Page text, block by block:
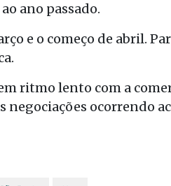
ano passado.
e o começo de abril.
ritmo lento com a
negociações ocorrendo